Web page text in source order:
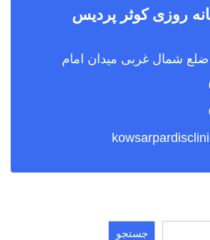
روزی کوثر پردیس
جستجو